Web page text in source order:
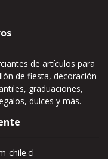
de artículos para
de fiesta, decoración
graduaciones,
dulces y más.
chile.cl